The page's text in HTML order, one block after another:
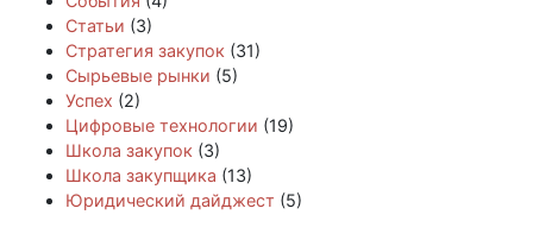
Статьи (3)
Стратегия закупок (31)
Сырьевые рынки (5)
Успех (2)
Цифровые технологии (19)
Школа закупок (3)
Школа закупщика (13)
Юридический дайджест (5)